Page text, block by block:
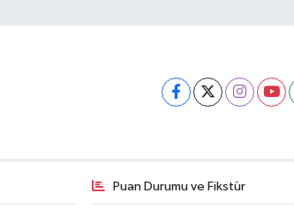
Puan Durumu ve Fikstür